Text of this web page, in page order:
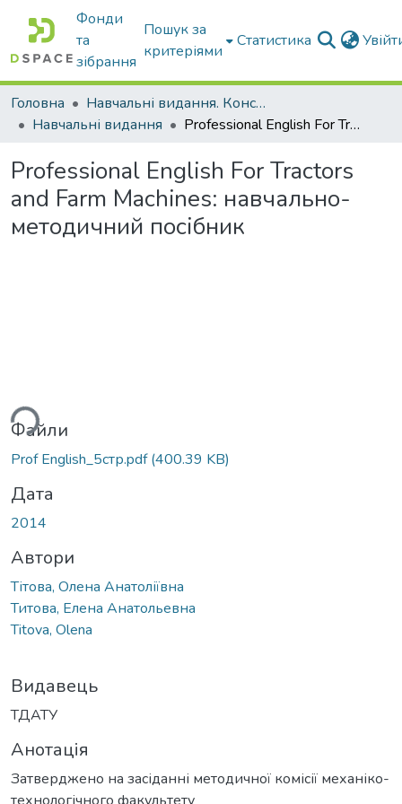
Фонди
та
зібрання
Пошук за
критеріями
Статистика
Головна
Навчальні видання. Конспекти лекцій
Навчальні видання
Professional English For Tractors and Farm Machines: навчально-методичний посібник
Professional English For Tractors
and Farm Machines: навчально-
методичний посібник
Файли
Prof English_5стр.pdf(400.39 KB)
Дата
2014
Автори
Тітова, Олена Анатоліївна
Титова, Елена Анатольевна
Titova, Olena
Видавець
ТДАТУ
Анотація
Затверджено на засіданні методичної комісії механіко-